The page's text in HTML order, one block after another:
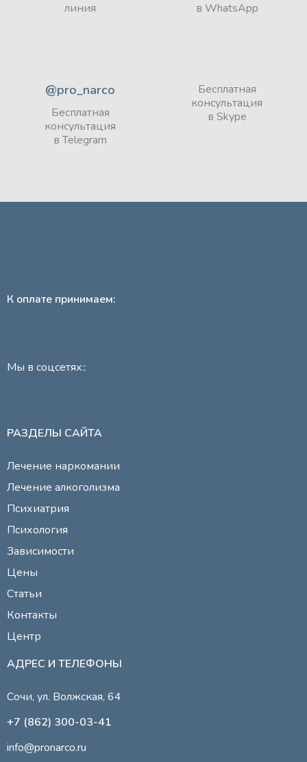
линия
в WhatsApp
@pro_narco
Бесплатная
консультация
в Telegram
Бесплатная
консультация
в Skype
К оплате принимаем:
Мы в соцсетях::
РАЗДЕЛЫ САЙТА
Лечение наркомании
Лечение алкоголизма
Психиатрия
Психология
Зависимости
Цены
Статьи
Контакты
Центр
АДРЕС И ТЕЛЕФОНЫ
Сочи, ул. Волжская, 64
+7 (862) 300-03-41
info@pronarco.ru